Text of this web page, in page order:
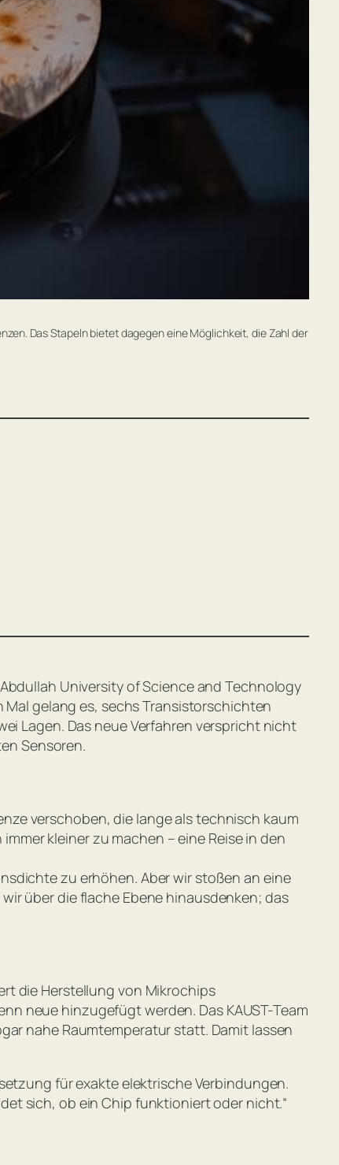
Das Stapeln bietet dagegen eine Möglichkeit, die Zahl der
University of Science and Technology
gelang es, sechs Transistorschichten
Lagen. Das neue Verfahren verspricht nicht
Sensoren.
verschoben, die lange als technisch kaum
kleiner zu machen – eine Reise in den
zu erhöhen. Aber wir stoßen an eine
über die flache Ebene hinausdenken; das
die Herstellung von Mikrochips
neue hinzugefügt werden. Das KAUST-Team
nahe Raumtemperatur statt. Damit lassen
für exakte elektrische Verbindungen.
sich, ob ein Chip funktioniert oder nicht.“